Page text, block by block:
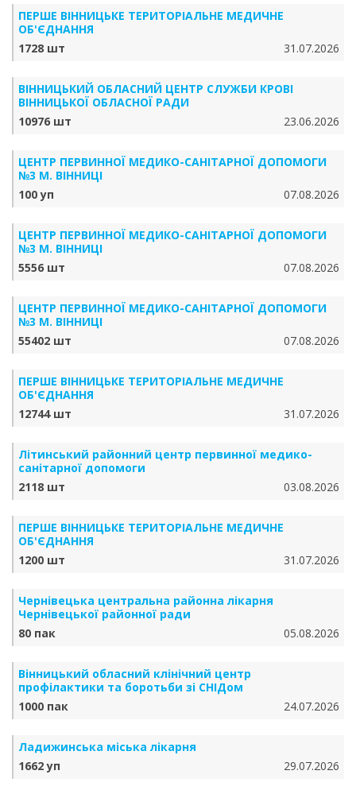
ПЕРШЕ ВІННИЦЬКЕ ТЕРИТОРІАЛЬНЕ МЕДИЧНЕ
ОБ'ЄДНАННЯ
1728 шт
31.07.2026
ВІННИЦЬКИЙ ОБЛАСНИЙ ЦЕНТР СЛУЖБИ КРОВІ
ВІННИЦЬКОЇ ОБЛАСНОЇ РАДИ
10976 шт
23.06.2026
ЦЕНТР ПЕРВИННОЇ МЕДИКО-САНІТАРНОЇ ДОПОМОГИ
№3 М. ВІННИЦІ
100 уп
07.08.2026
ЦЕНТР ПЕРВИННОЇ МЕДИКО-САНІТАРНОЇ ДОПОМОГИ
№3 М. ВІННИЦІ
5556 шт
07.08.2026
ЦЕНТР ПЕРВИННОЇ МЕДИКО-САНІТАРНОЇ ДОПОМОГИ
№3 М. ВІННИЦІ
55402 шт
07.08.2026
ПЕРШЕ ВІННИЦЬКЕ ТЕРИТОРІАЛЬНЕ МЕДИЧНЕ
ОБ'ЄДНАННЯ
12744 шт
31.07.2026
Літинський районний центр первинної медико-
санітарної допомоги
2118 шт
03.08.2026
ПЕРШЕ ВІННИЦЬКЕ ТЕРИТОРІАЛЬНЕ МЕДИЧНЕ
ОБ'ЄДНАННЯ
1200 шт
31.07.2026
Чернівецька центральна районна лікарня
Чернівецької районної ради
80 пак
05.08.2026
Вінницький обласний клінічний центр
профілактики та боротьби зі СНІДом
1000 пак
24.07.2026
Ладижинська міська лікарня
1662 уп
29.07.2026